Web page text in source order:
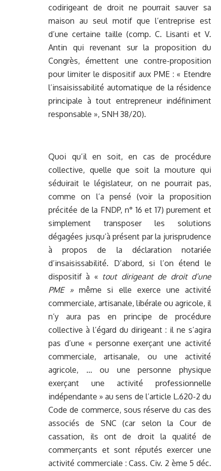
codirigeant de droit ne pourrait sauver sa
maison au seul motif que l’entreprise est
d’une certaine taille (comp. C. Lisanti et V.
Antin qui revenant sur la proposition du
Congrès, émettent une contre-proposition
pour limiter le dispositif aux PME : « Etendre
l’insaisissabilité automatique de la résidence
principale à tout entrepreneur indéfiniment
responsable », SNH 38/20).
Quoi qu’il en soit, en cas de procédure
collective, quelle que soit la mouture qui
séduirait le législateur, on ne pourrait pas,
comme on l’a pensé (voir la proposition
précitée de la FNDP, n° 16 et 17) purement et
simplement transposer les solutions
dégagées jusqu’à présent par la jurisprudence
à propos de la déclaration notariée
d’insaisissabilité. D’abord, si l’on étend le
dispositif à « tout dirigeant de droit d’une
PME » même si elle exerce une activité
commerciale, artisanale, libérale ou agricole, il
n’y aura pas en principe de procédure
collective à l’égard du dirigeant : il ne s’agira
pas d’une « personne exerçant une activité
commerciale, artisanale, ou une activité
agricole, … ou une personne physique
exerçant une activité professionnelle
indépendante » au sens de l’article L.620-2 du
Code de commerce, sous réserve du cas des
associés de SNC (car selon la Cour de
cassation, ils ont de droit la qualité de
commerçants et sont réputés exercer une
activité commerciale : Cass. Civ. 2 ème 5 déc.